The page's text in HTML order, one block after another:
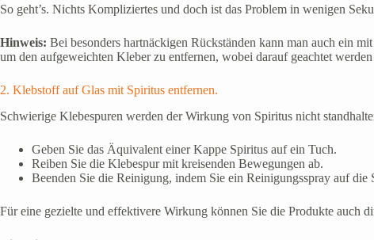
So geht’s. Nichts Kompliziertes und doch ist das Problem in wenigen
Hinweis: Bei besonders hartnäckigen Rückständen kann man auch ein
um den aufgeweichten Kleber zu entfernen, wobei darauf geachtet
2. Klebstoff auf Glas mit Spiritus entfernen.
Schwierige Klebespuren werden der Wirkung von Spiritus nicht
Geben Sie das Äquivalent einer Kappe Spiritus auf ein Tuch.
Reiben Sie die Klebespur mit kreisenden Bewegungen ab.
Beenden Sie die Reinigung, indem Sie ein Reinigungsspray auf die
Für eine gezielte und effektivere Wirkung können Sie die Produkte auch